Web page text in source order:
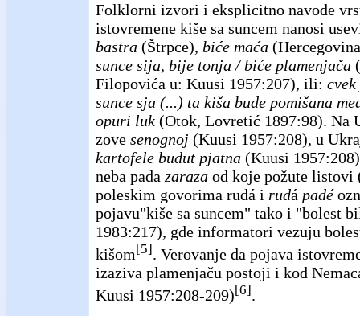
Folklorni izvori i eksplicitno navode
istovremene kiše sa suncem nanosi
bastra (Štrpce), biće maća
sunce sija, bije tonja / biće plamenjača
Filopovića u: Kuusi 1957:207), ili:
sunce sja (...) ta kiša bude pomišana
opuri luk (Otok, Lovretić 1897:98). Na
zove senognoj (Kuusi 1957:208), u
kartofele budut pjatna (Kuusi
neba pada zaraza od koje požute listovi
poleskim govorima rudá i rudá padé
pojavu"kiše sa suncem" tako i "bolest
1983:217), gde informatori vezuju
kišom [5] . Verovanje da pojava
izaziva plamenjaču postoji i kod
Kuusi 1957:208-209)[6].